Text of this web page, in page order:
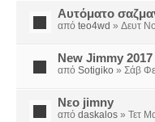
Aυτόματο
από teo4wd » Δευτ
New Jimmy
από Sotigiko » Σάβ
Νεο jimny
από daskalos » Τετ